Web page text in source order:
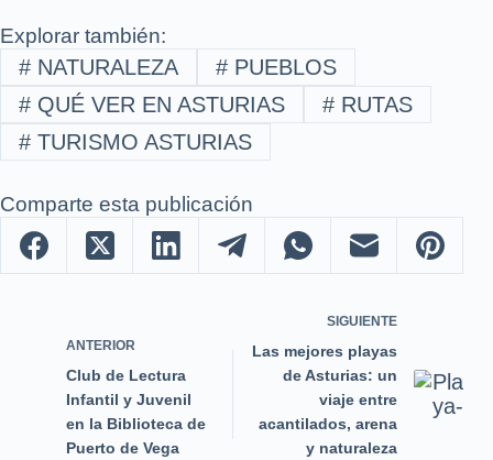
Explorar también:
# NATURALEZA # PUEBLOS
# QUÉ VER EN ASTURIAS # RUTAS
# TURISMO ASTURIAS
Comparte esta publicación
ANTERIOR
Club de Lectura
Infantil y Juvenil
en la Biblioteca de
Puerto de Vega
SIGUIENTE
Las mejores playas
de Asturias: un
viaje entre
acantilados, arena
y naturaleza